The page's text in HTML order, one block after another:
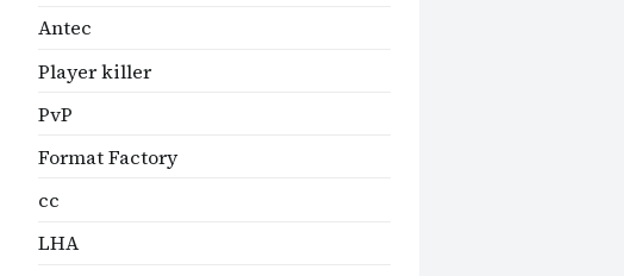
Antec
Player killer
PvP
Format Factory
cc
LHA